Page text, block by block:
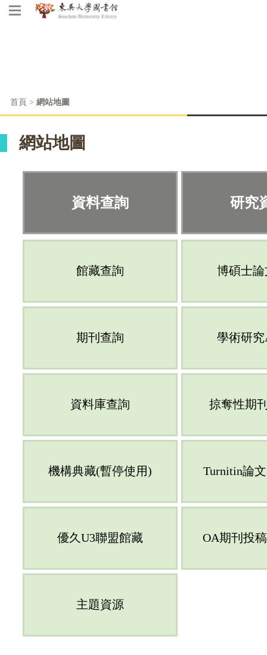
首頁 > 網站地圖
網站地圖
資料查詢
館藏查詢
期刊查詢
資料庫查詢
機構典藏(暫停使用)
優久U3聯盟館藏
主題資源
研究
博碩士
學術研
掠奪性期
Turnitin論
OA期刊投